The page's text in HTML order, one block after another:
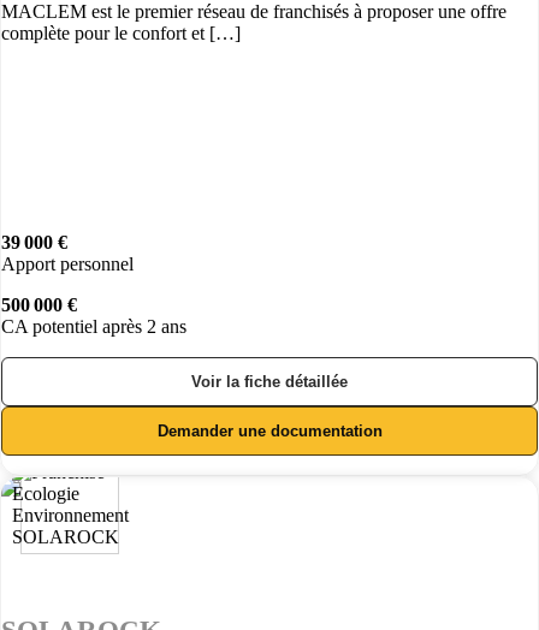
MACLEM est le premier réseau de franchisés à proposer une offre
complète pour le confort et […]
39 000 €
Apport personnel
500 000 €
CA potentiel après 2 ans
Voir la fiche détaillée
Demander une documentation